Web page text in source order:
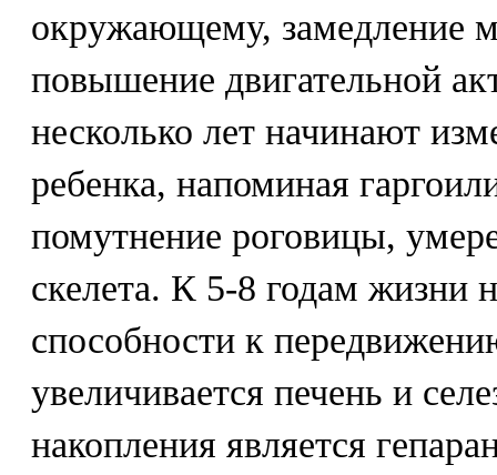
окружающему, замедление
повышение двигательной
несколько лет начинают
ребенка, напоминая
помутнение роговицы,
скелета. К 5-8 годам жизни
способности к
увеличивается печень и
накопления является